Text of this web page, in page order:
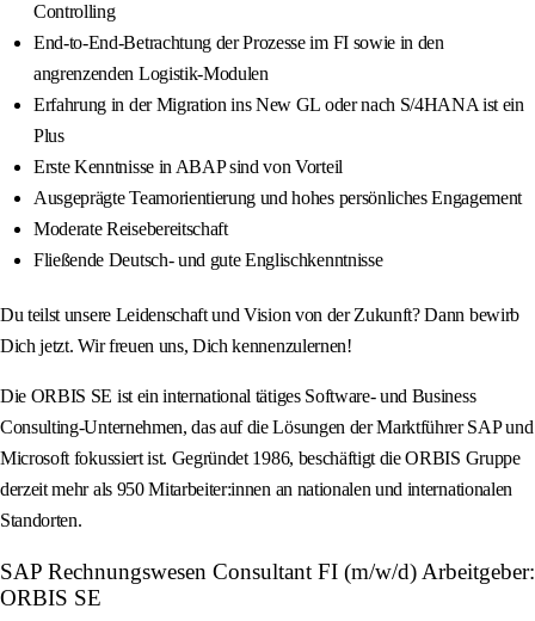
Controlling
End-to-End-Betrachtung der Prozesse im FI sowie in den
angrenzenden Logistik-Modulen
Erfahrung in der Migration ins New GL oder nach S/4HANA ist ein
Plus
Erste Kenntnisse in ABAP sind von Vorteil
Ausgeprägte Teamorientierung und hohes persönliches Engagement
Moderate Reisebereitschaft
Fließende Deutsch- und gute Englischkenntnisse
Du teilst unsere Leidenschaft und Vision von der Zukunft? Dann bewirb
Dich jetzt. Wir freuen uns, Dich kennenzulernen!
Die ORBIS SE ist ein international tätiges Software- und Business
Consulting-Unternehmen, das auf die Lösungen der Marktführer SAP und
Microsoft fokussiert ist. Gegründet 1986, beschäftigt die ORBIS Gruppe
derzeit mehr als 950 Mitarbeiter:innen an nationalen und internationalen
Standorten.
SAP Rechnungswesen Consultant FI (m/w/d) Arbeitgeber:
ORBIS SE